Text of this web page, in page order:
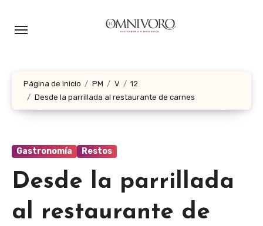
Página de inicio PM V
12
Desde la parrillada al restaurante de carnes
Gastronomía Restos
Desde la parrillada
al restaurante de